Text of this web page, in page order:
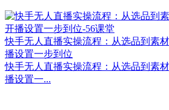
快手无人直播实操流程：从选品到素
播设置一步到位
快手无人直播实操流程：从选品到素
播设置一...